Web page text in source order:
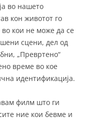
во нашето
кон животот го
кои не може да се
сцени, дел од
„Превртено“
време во кое
идентификација.
филм што ги
ние кои бевме и